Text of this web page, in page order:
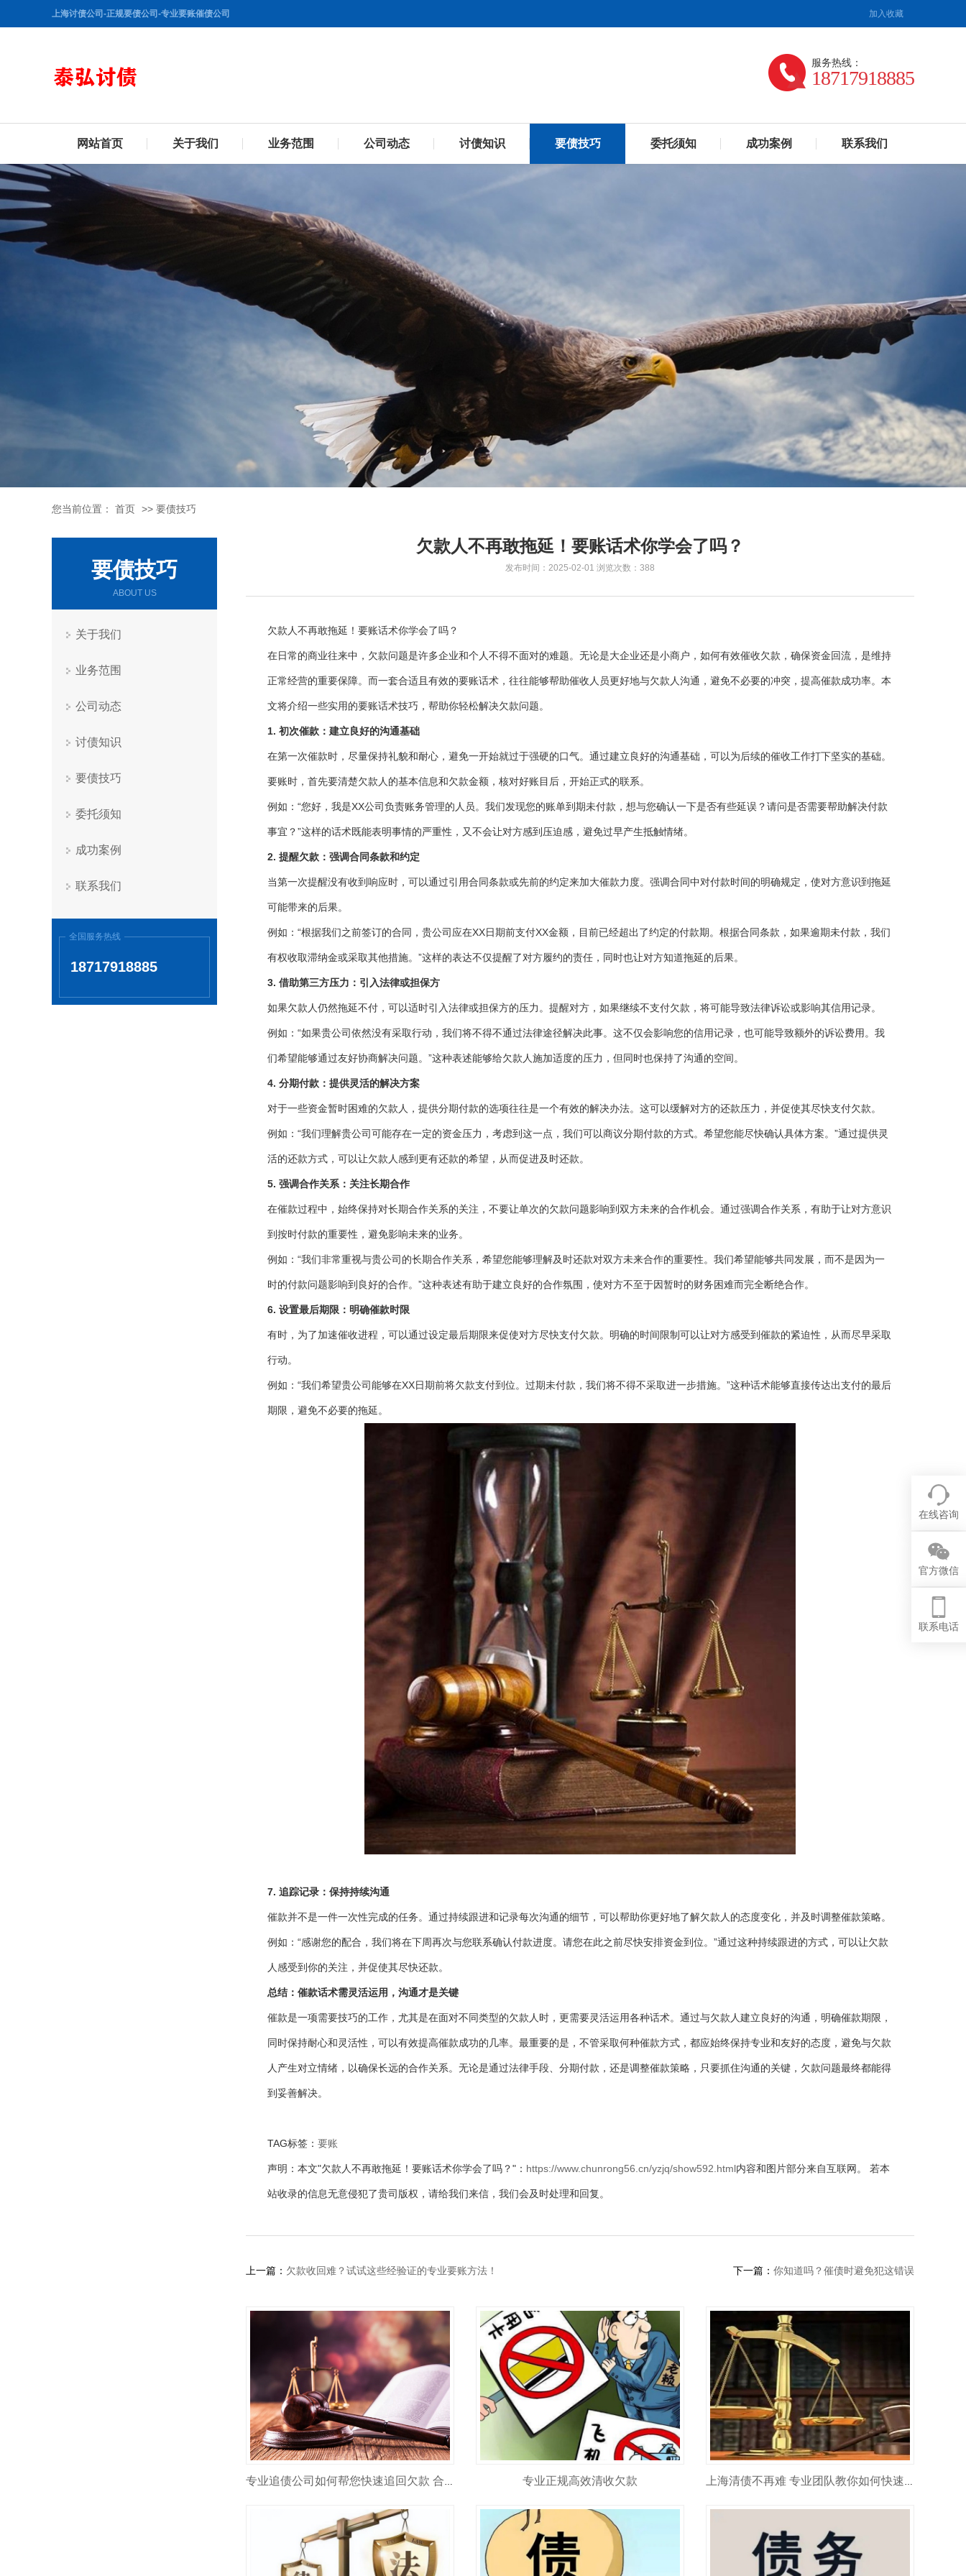
上海讨债公司-正规要债公司-专业要账催债公司 加入收藏
服务热线：
18717918885
网站首页 关于我们 业务范围 公司动态 讨债知识 要债技巧 委托须知 成功案例 联系我们
您当前位置： 首页 >> 要债技巧
要债技巧
ABOUT US
关于我们
业务范围
公司动态
讨债知识
要债技巧
委托须知
成功案例
联系我们
全国服务热线
18717918885
欠款人不再敢拖延！要账话术你学会了吗？
发布时间：2025-02-01 浏览次数：388
欠款人不再敢拖延！要账话术你学会了吗？
在日常的商业往来中，欠款问题是许多企业和个人不得不面对的难题。无论是大企业还是小商户，如何有效催收欠款，确保资金回流，是维持
正常经营的重要保障。而一套合适且有效的要账话术，往往能够帮助催收人员更好地与欠款人沟通，避免不必要的冲突，提高催款成功率。本
文将介绍一些实用的要账话术技巧，帮助你轻松解决欠款问题。
1. 初次催款：建立良好的沟通基础
在第一次催款时，尽量保持礼貌和耐心，避免一开始就过于强硬的口气。通过建立良好的沟通基础，可以为后续的催收工作打下坚实的基础。
要账时，首先要清楚欠款人的基本信息和欠款金额，核对好账目后，开始正式的联系。
例如：“您好，我是XX公司负责账务管理的人员。我们发现您的账单到期未付款，想与您确认一下是否有些延误？请问是否需要帮助解决付款
事宜？”这样的话术既能表明事情的严重性，又不会让对方感到压迫感，避免过早产生抵触情绪。
2. 提醒欠款：强调合同条款和约定
当第一次提醒没有收到响应时，可以通过引用合同条款或先前的约定来加大催款力度。强调合同中对付款时间的明确规定，使对方意识到拖延
可能带来的后果。
例如：“根据我们之前签订的合同，贵公司应在XX日期前支付XX金额，目前已经超出了约定的付款期。根据合同条款，如果逾期未付款，我们
有权收取滞纳金或采取其他措施。”这样的表达不仅提醒了对方履约的责任，同时也让对方知道拖延的后果。
3. 借助第三方压力：引入法律或担保方
如果欠款人仍然拖延不付，可以适时引入法律或担保方的压力。提醒对方，如果继续不支付欠款，将可能导致法律诉讼或影响其信用记录。
例如：“如果贵公司依然没有采取行动，我们将不得不通过法律途径解决此事。这不仅会影响您的信用记录，也可能导致额外的诉讼费用。我
们希望能够通过友好协商解决问题。”这种表述能够给欠款人施加适度的压力，但同时也保持了沟通的空间。
4. 分期付款：提供灵活的解决方案
对于一些资金暂时困难的欠款人，提供分期付款的选项往往是一个有效的解决办法。这可以缓解对方的还款压力，并促使其尽快支付欠款。
例如：“我们理解贵公司可能存在一定的资金压力，考虑到这一点，我们可以商议分期付款的方式。希望您能尽快确认具体方案。”通过提供灵
活的还款方式，可以让欠款人感到更有还款的希望，从而促进及时还款。
5. 强调合作关系：关注长期合作
在催款过程中，始终保持对长期合作关系的关注，不要让单次的欠款问题影响到双方未来的合作机会。通过强调合作关系，有助于让对方意识
到按时付款的重要性，避免影响未来的业务。
例如：“我们非常重视与贵公司的长期合作关系，希望您能够理解及时还款对双方未来合作的重要性。我们希望能够共同发展，而不是因为一
时的付款问题影响到良好的合作。”这种表述有助于建立良好的合作氛围，使对方不至于因暂时的财务困难而完全断绝合作。
6. 设置最后期限：明确催款时限
有时，为了加速催收进程，可以通过设定最后期限来促使对方尽快支付欠款。明确的时间限制可以让对方感受到催款的紧迫性，从而尽早采取
行动。
例如：“我们希望贵公司能够在XX日期前将欠款支付到位。过期未付款，我们将不得不采取进一步措施。”这种话术能够直接传达出支付的最后
期限，避免不必要的拖延。
7. 追踪记录：保持持续沟通
催款并不是一件一次性完成的任务。通过持续跟进和记录每次沟通的细节，可以帮助你更好地了解欠款人的态度变化，并及时调整催款策略。
例如：“感谢您的配合，我们将在下周再次与您联系确认付款进度。请您在此之前尽快安排资金到位。”通过这种持续跟进的方式，可以让欠款
人感受到你的关注，并促使其尽快还款。
总结：催款话术需灵活运用，沟通才是关键
催款是一项需要技巧的工作，尤其是在面对不同类型的欠款人时，更需要灵活运用各种话术。通过与欠款人建立良好的沟通，明确催款期限，
同时保持耐心和灵活性，可以有效提高催款成功的几率。最重要的是，不管采取何种催款方式，都应始终保持专业和友好的态度，避免与欠款
人产生对立情绪，以确保长远的合作关系。无论是通过法律手段、分期付款，还是调整催款策略，只要抓住沟通的关键，欠款问题最终都能得
到妥善解决。
TAG标签： 要账
声明：本文"欠款人不再敢拖延！要账话术你学会了吗？"： https://www.chunrong56.cn/yzjq/show592.html内容和图片部分来自互联网。 若本
站收录的信息无意侵犯了贵司版权，请给我们来信，我们会及时处理和回复。
上一篇： 欠款收回难？试试这些经验证的专业要账方法！ 下一篇： 你知道吗？催债时避免犯这错误
专业追债公司如何帮您快速追回欠款 合法高效不踩坑 专业正规高效清收欠款 上海清债不再难 专业团队教你如何快速收回欠款
在线咨询
官方微信
联系电话